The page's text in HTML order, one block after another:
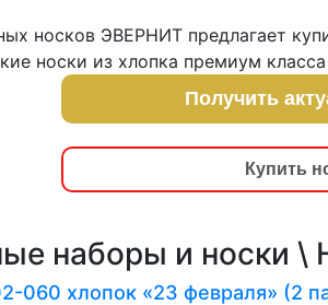
носков ЭВЕРНИТ предлагает
носки из хлопка премиум
Получить
Купить
наборы и носки \
060 хлопок «23 февраля» (2